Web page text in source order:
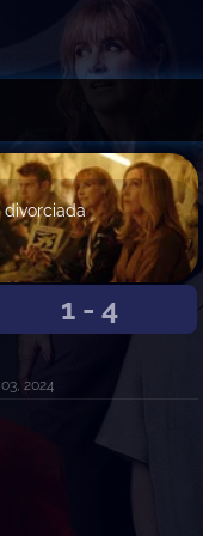
1 - 4
divorciada
2024